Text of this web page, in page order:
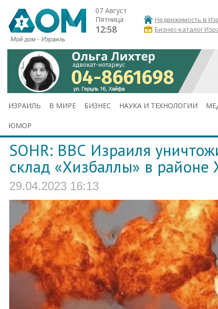
07 Август
Пятница
12:58
Недвижимость в
Бизнес-каталог
ИЗРАИЛЬ В МИРЕ БИЗНЕС НАУКА И ТЕХНОЛОГИИ
ЮМОР
SOHR: ВВС Израиля
склад «Хизбаллы» в районе
29.04.2023 16:13